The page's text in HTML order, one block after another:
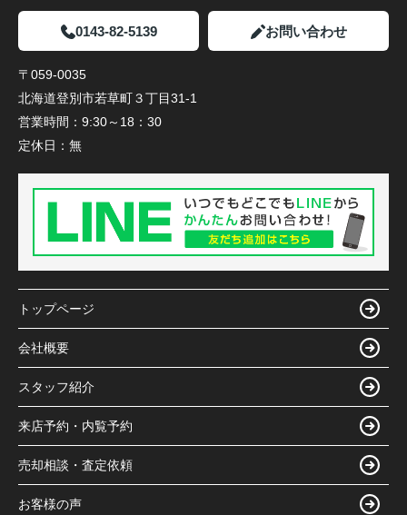
0143-82-5139 お問い合わせ
〒059-0035
北海道登別市若草町３丁目31-1
営業時間： 9:30～18：30
定休日： 無
トップページ
会社概要
スタッフ紹介
来店予約・内覧予約
売却相談・査定依頼
お客様の声